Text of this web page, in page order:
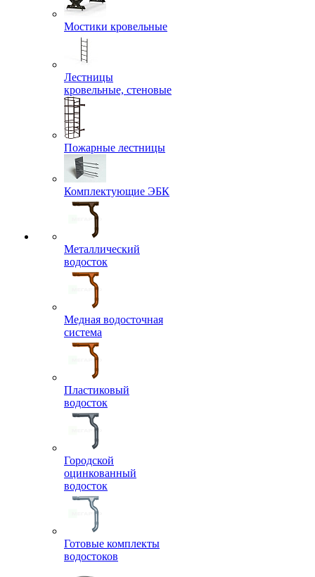
Мостики кровельные
Лестницы
кровельные, стеновые
Пожарные лестницы
Комплектующие ЭБК
Металлический
водосток
Медная водосточная
система
Пластиковый
водосток
Городской
оцинкованный
водосток
Готовые комплекты
водостоков